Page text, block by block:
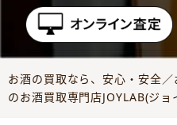
お酒の買取なら、安心・安全
のお酒買取専門店JOYLAB(ジョ